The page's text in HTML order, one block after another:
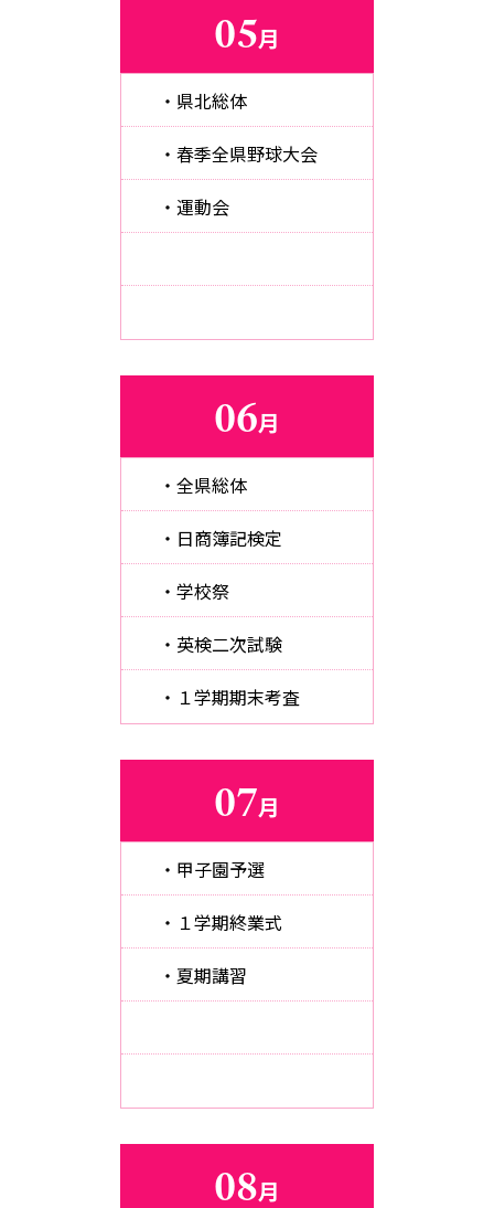
05月
・県北総体
・春季全県野球大会
・運動会
06月
・全県総体
・日商簿記検定
・学校祭
・英検二次試験
・１学期期末考査
07月
・甲子園予選
・１学期終業式
・夏期講習
08月